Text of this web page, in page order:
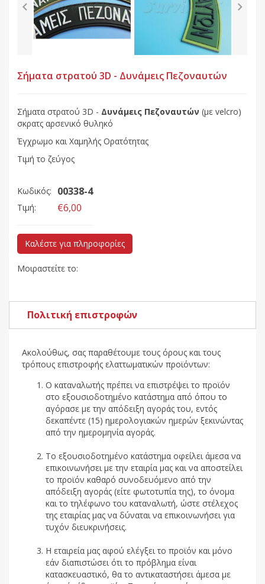
Σήματα στρατού 3D - Δυνάμεις Πεζοναυτών
Σήματα στρατού 3D - Δυνάμεις Πεζοναυτών (με velcro)
σκρατς αρσενικό θυληκό
Έγχρωμο και Χαμηλής Ορατότητας
Τιμή το ζεύγος
Κωδικός: 00338-4
Τιμή: €6,00
Καλέστε για πληροφορίες
Μοιραστείτε το:
Πολιτική επιστροφών
Ακολούθως, σας παραθέτουμε τους όρους και τους
τρόπους επιστροφής ελαττωματικών προϊόντων:
Ο καταναλωτής πρέπει να επιστρέψει το προϊόν
στο εξουσιοδοτημένο κατάστημα από όπου το
αγόρασε με την απόδειξη αγοράς του, εντός
δεκαπέντε (15) ημερολογιακών ημερών ξεκινώντας
από την ημερομηνία αγοράς.
Το εξουσιοδοτημένο κατάστημα οφείλει άμεσα να
επικοινωνήσει με την εταιρία μας και να αποστείλει
το προϊόν καθαρό συνοδευόμενο από την
απόδειξη αγοράς (είτε φωτοτυπία της), το όνομα
και το τηλέφωνο του καταναλωτή, ώστε στέλεχος
της εταιρίας μας να δύναται να επικοινωνήσει για
τυχόν διευκρινήσεις.
Η εταιρεία μας αφού ελέγξει το προϊόν και μόνο
εάν διαπιστώσει ότι το πρόβλημα είναι
κατασκευαστικό, θα το αντικαταστήσει άμεσα με